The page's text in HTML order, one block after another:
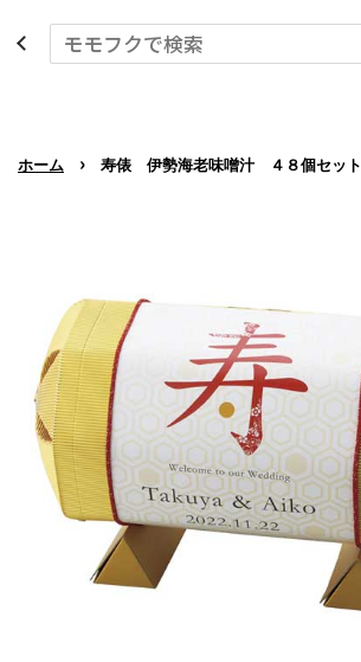
ホーム › 寿俵 伊勢海老味噌汁 ４８個セット